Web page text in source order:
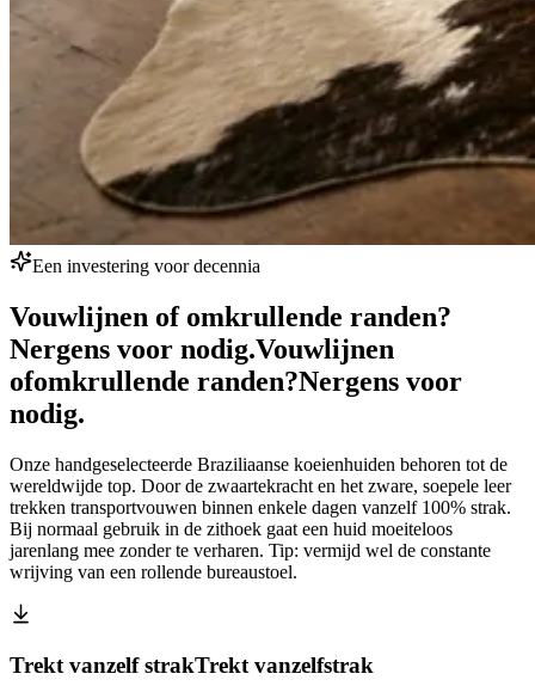
Een investering voor decennia
Vouwlijnen of omkrullende randen?
Nergens voor nodig.Vouwlijnen
ofomkrullende randen?Nergens voor
nodig.
Onze handgeselecteerde Braziliaanse koeienhuiden behoren tot de
wereldwijde top. Door de zwaartekracht en het zware, soepele leer
trekken transportvouwen binnen enkele dagen vanzelf 100% strak.
Bij normaal gebruik in de zithoek gaat een huid moeiteloos
jarenlang mee zonder te verharen. Tip: vermijd wel de constante
wrijving van een rollende bureaustoel.
Trekt vanzelf strakTrekt vanzelfstrak